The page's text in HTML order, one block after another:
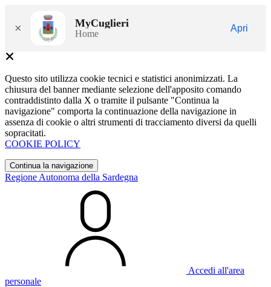
× MyCuglieri
Home
Apri
Questo sito utilizza cookie tecnici e statistici anonimizzati. La
chiusura del banner mediante selezione dell'apposito comando
contraddistinto dalla X o tramite il pulsante "Continua la
navigazione" comporta la continuazione della navigazione in
assenza di cookie o altri strumenti di tracciamento diversi da quelli
sopracitati.
COOKIE POLICY
Continua la navigazione
Regione Autonoma della Sardegna
Accedi all'area
personale